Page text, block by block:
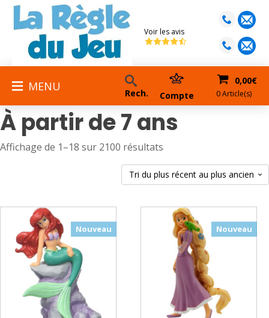
Voir les avis
MENU Rech. Compte
0,00€
0 Article(s)
À partir de 7 ans
Affichage de 1–18 sur 2100 résultats
du
plus
au
plus
ancien
Nouveau Nouveau